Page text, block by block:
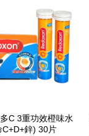
C 3重功效橙味水
鋅) 30片